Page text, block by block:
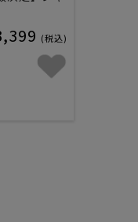
(税込)